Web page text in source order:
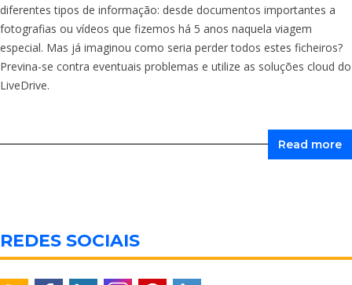
diferentes tipos de informação: desde documentos importantes a
fotografias ou vídeos que fizemos há 5 anos naquela viagem
especial. Mas já imaginou como seria perder todos estes ficheiros?
Previna-se contra eventuais problemas e utilize as soluções cloud do
LiveDrive.
Read more
REDES SOCIAIS